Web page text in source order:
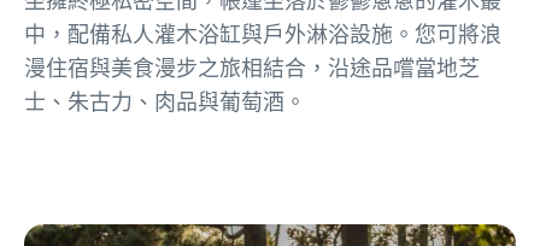
中，配備私人灌木浴缸與戶外淋浴設施。您可將浪
漫住宿與美食漫步之旅相結合，沿途品嚐當地芝
士、朱古力、肉品與葡萄酒。